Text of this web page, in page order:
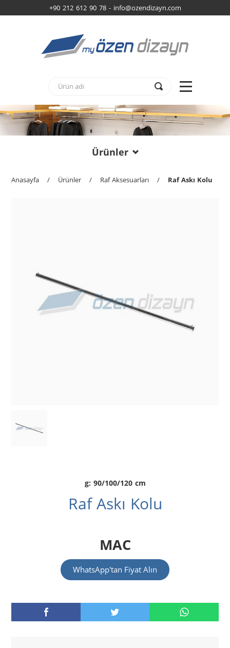
+90 212 612 90 78 - info@ozendizayn.com
Ürünler
Anasayfa / Ürünler / Raf Aksesuarları / Raf Askı Kolu
g: 90/100/120 cm
Raf Askı Kolu
MAC
WhatsApp'tan Fiyat Alın